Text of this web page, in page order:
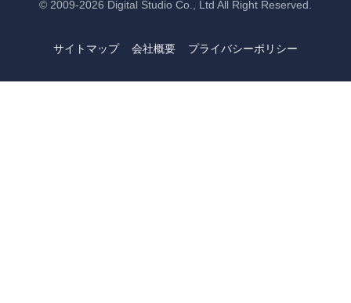
© 2009-2026 Digital Studio Co., Ltd All Right Reserved.
サイトマップ 会社概要 プライバシーポリシー